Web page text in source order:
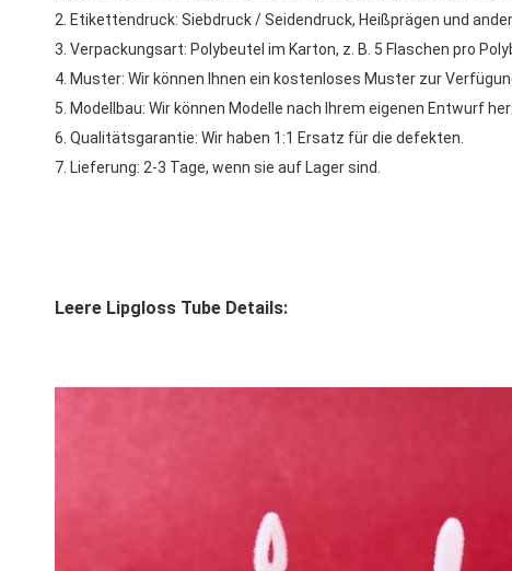
2. Etikettendruck: Siebdruck / Seidendruck, Heißprägen und
3. Verpackungsart: Polybeutel im Karton, z. B. 5 Flaschen pro
4. Muster: Wir können Ihnen ein kostenloses Muster zur
5. Modellbau: Wir können Modelle nach Ihrem eigenen Entwurf
6. Qualitätsgarantie: Wir haben 1:1 Ersatz für die defekten.
7. Lieferung: 2-3 Tage, wenn sie auf Lager sind.
Leere Lipgloss Tube Details: